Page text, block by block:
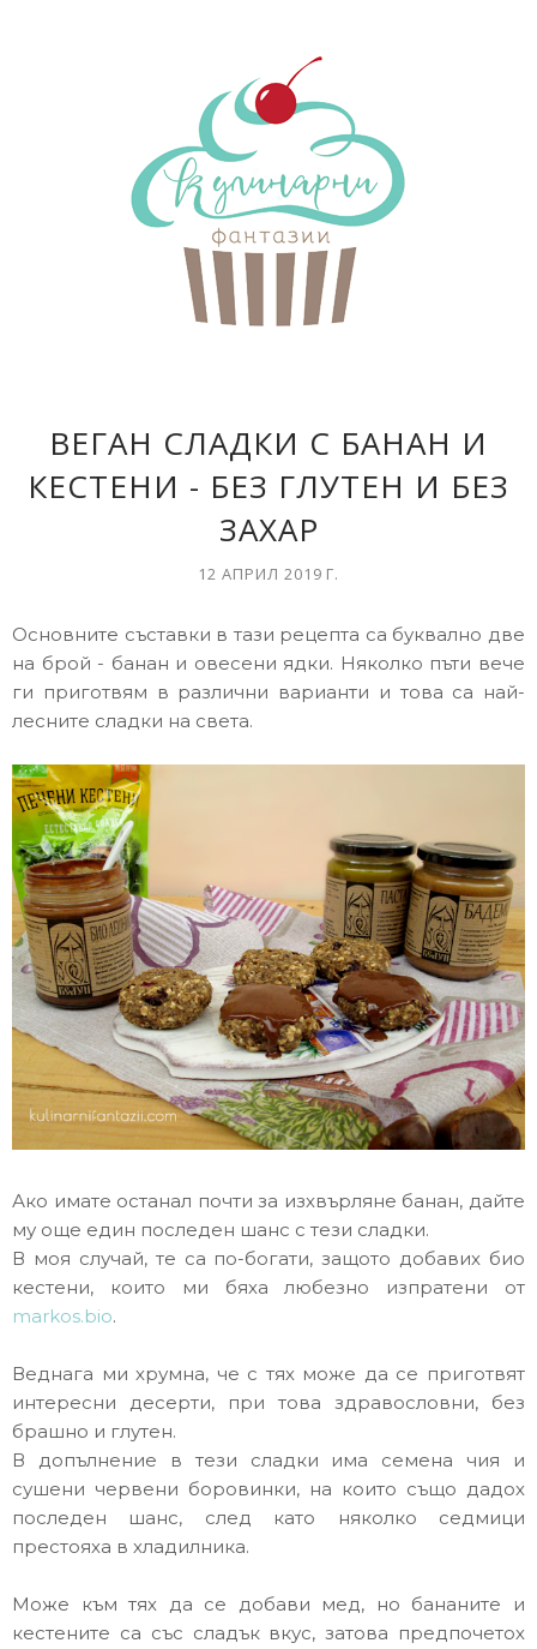
ВЕГАН СЛАДКИ С БАНАН И
КЕСТЕНИ - БЕЗ ГЛУТЕН И БЕЗ
ЗАХАР
12 АПРИЛ 2019 Г.
Основните съставки в тази рецепта са буквално две
на брой - банан и овесени ядки. Няколко пъти вече
ги приготвям в различни варианти и това са най-
лесните сладки на света.
Ако имате останал почти за изхвърляне банан, дайте
му още един последен шанс с тези сладки.
В моя случай, те са по-богати, защото добавих био
кестени, които ми бяха любезно изпратени от
markos.bio.
Веднага ми хрумна, че с тях може да се приготвят
интересни десерти, при това здравословни, без
брашно и глутен.
В допълнение в тези сладки има семена чия и
сушени червени боровинки, на които също дадох
последен шанс, след като няколко седмици
престояха в хладилника.
Може към тях да се добави мед, но бананите и
кестените са със сладък вкус, затова предпочетох